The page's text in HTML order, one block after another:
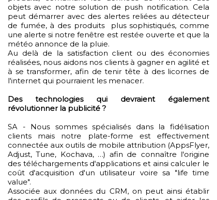
objets avec notre solution de push notification. Cela
peut démarrer avec des alertes reliées au détecteur
de fumée, à des produits plus sophistiqués, comme
une alerte si notre fenêtre est restée ouverte et que la
météo annonce de la pluie.
Au delà de la satisfaction client ou des économies
réalisées, nous aidons nos clients à gagner en agilité et
à se transformer, afin de tenir tête à des licornes de
l'internet qui pourraient les menacer.
Des technologies qui devraient également
révolutionner la publicité ?
SA - Nous sommes spécialisés dans la fidélisation
clients mais notre plate-forme est effectivement
connectée aux outils de mobile attribution (AppsFlyer,
Adjust, Tune, Kochava, …) afin de connaître l'origine
des téléchargements d'applications et ainsi calculer le
coût d'acquisition d'un utilisateur voire sa "life time
value".
Associée aux données du CRM, on peut ainsi établir